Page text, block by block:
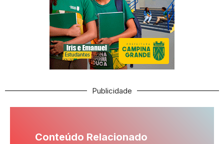
Publicidade
Conteúdo Relacionado